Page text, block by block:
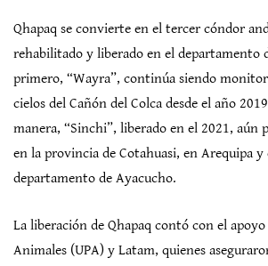
Qhapaq se convierte en el tercer cóndor
rehabilitado y liberado en el departamento
primero, “Wayra”, continúa siendo
cielos del Cañón del Colca desde el año
manera, “Sinchi”, liberado en el 2021, aún
en la provincia de Cotahuasi, en Arequipa
departamento de Ayacucho.
La liberación de Qhapaq contó con el
Animales (UPA) y Latam, quienes